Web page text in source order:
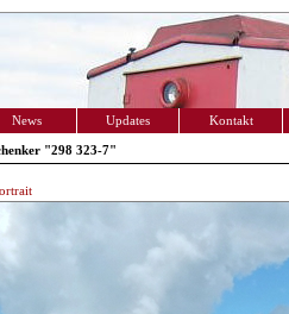
News Updates Kontakt
"298 323-7"